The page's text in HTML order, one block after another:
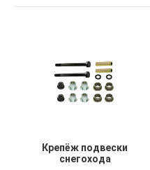
Крепёж подвески
снегохода